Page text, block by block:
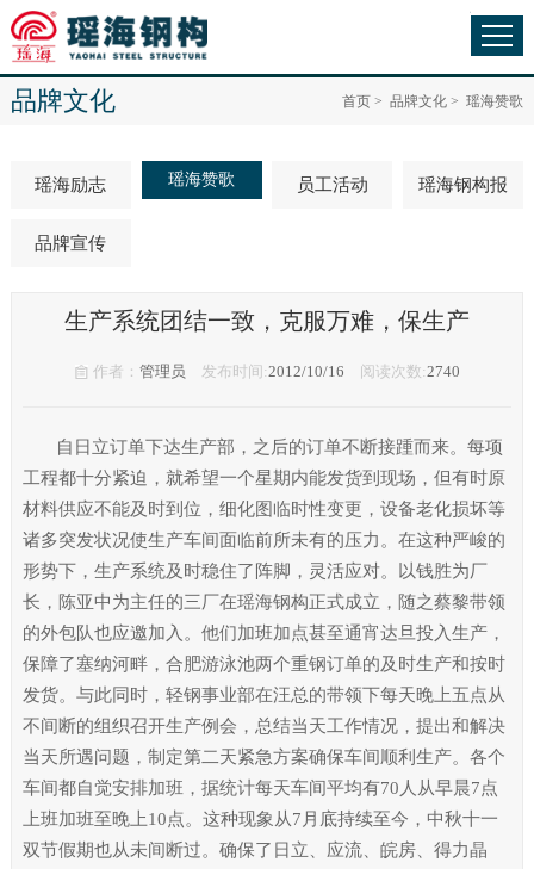
品牌文化 首页 > 品牌文化 > 瑶海赞歌
瑶海励志 瑶海赞歌 员工活动 瑶海钢构报
品牌宣传
生产系统团结一致，克服万难，保生产
作者： 管理员 发布时间: 2012/10/16 阅读次数: 2740
自日立订单下达生产部，之后的订单不断接踵而来。每项
工程都十分紧迫，就希望一个星期内能发货到现场，但有时原
材料供应不能及时到位，细化图临时性变更，设备老化损坏等
诸多突发状况使生产车间面临前所未有的压力。在这种严峻的
形势下，生产系统及时稳住了阵脚，灵活应对。以钱胜为厂
长，陈亚中为主任的三厂在瑶海钢构正式成立，随之蔡黎带领
的外包队也应邀加入。他们加班加点甚至通宵达旦投入生产，
保障了塞纳河畔，合肥游泳池两个重钢订单的及时生产和按时
发货。与此同时，轻钢事业部在汪总的带领下每天晚上五点从
不间断的组织召开生产例会，总结当天工作情况，提出和解决
当天所遇问题，制定第二天紧急方案确保车间顺利生产。各个
车间都自觉安排加班，据统计每天车间平均有70人从早晨7点
上班加班至晚上10点。这种现象从7月底持续至今，中秋十一
双节假期也从未间断过。确保了日立、应流、皖房、得力晶